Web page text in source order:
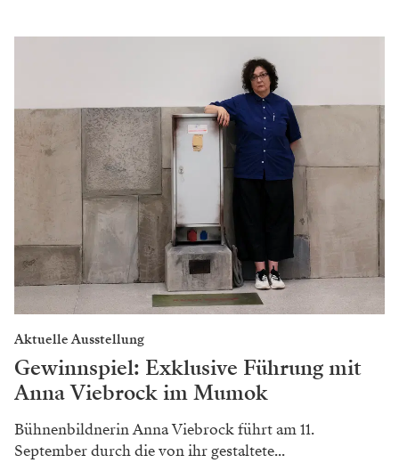
Aktuelle Ausstellung
Gewinnspiel: Exklusive Führung mit
Anna Viebrock im Mumok
Bühnenbildnerin Anna Viebrock führt am 11.
September durch die von ihr gestaltete...